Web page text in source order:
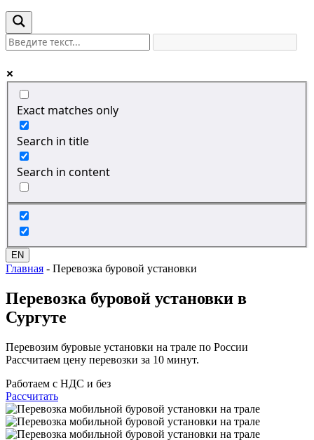
Exact matches only
Search in title
Search in content
EN
Главная - Перевозка буровой установки
Перевозка буровой установки в
Сургуте
Перевозим буровые установки на трале по России
Рассчитаем цену перевозки за 10 минут.
Работаем с НДС и без
Рассчитать